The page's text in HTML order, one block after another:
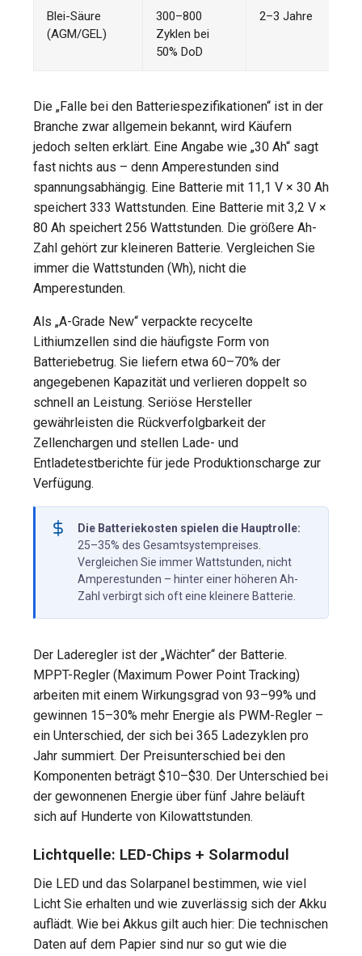
Blei-Säure
(AGM/GEL)
300–800
Zyklen bei
50% DoD
2–3 Jahre
Die „Falle bei den Batteriespezifikationen“ ist in der
Branche zwar allgemein bekannt, wird Käufern
jedoch selten erklärt. Eine Angabe wie „30 Ah“ sagt
fast nichts aus – denn Amperestunden sind
spannungsabhängig. Eine Batterie mit 11,1 V × 30 Ah
speichert 333 Wattstunden. Eine Batterie mit 3,2 V ×
80 Ah speichert 256 Wattstunden. Die größere Ah-
Zahl gehört zur kleineren Batterie. Vergleichen Sie
immer die Wattstunden (Wh), nicht die
Amperestunden.
Als „A-Grade New“ verpackte recycelte
Lithiumzellen sind die häufigste Form von
Batteriebetrug. Sie liefern etwa 60–70% der
angegebenen Kapazität und verlieren doppelt so
schnell an Leistung. Seriöse Hersteller
gewährleisten die Rückverfolgbarkeit der
Zellenchargen und stellen Lade- und
Entladetestberichte für jede Produktionscharge zur
Verfügung.
Die Batteriekosten spielen die Hauptrolle:
25–35% des Gesamtsystempreises.
Vergleichen Sie immer Wattstunden, nicht
Amperestunden – hinter einer höheren Ah-
Zahl verbirgt sich oft eine kleinere Batterie.
Der Laderegler ist der „Wächter“ der Batterie.
MPPT-Regler (Maximum Power Point Tracking)
arbeiten mit einem Wirkungsgrad von 93–99% und
gewinnen 15–30% mehr Energie als PWM-Regler –
ein Unterschied, der sich bei 365 Ladezyklen pro
Jahr summiert. Der Preisunterschied bei den
Komponenten beträgt $10–$30. Der Unterschied bei
der gewonnenen Energie über fünf Jahre beläuft
sich auf Hunderte von Kilowattstunden.
Lichtquelle: LED-Chips + Solarmodul
Die LED und das Solarpanel bestimmen, wie viel
Licht Sie erhalten und wie zuverlässig sich der Akku
auflädt. Wie bei Akkus gilt auch hier: Die technischen
Daten auf dem Papier sind nur so gut wie die